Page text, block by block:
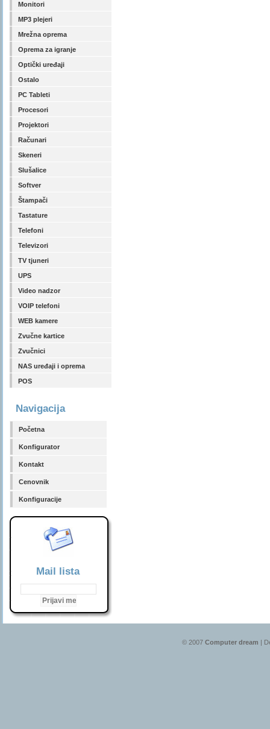
Monitori
MP3 plejeri
Mrežna oprema
Oprema za igranje
Optički uređaji
Ostalo
PC Tableti
Procesori
Projektori
Računari
Skeneri
Slušalice
Softver
Štampači
Tastature
Telefoni
Televizori
TV tjuneri
UPS
Video nadzor
VOIP telefoni
WEB kamere
Zvučne kartice
Zvučnici
NAS uređaji i oprema
POS
Navigacija
Početna
Konfigurator
Kontakt
Cenovnik
Konfiguracije
Mail lista
© 2007 Computer dream |